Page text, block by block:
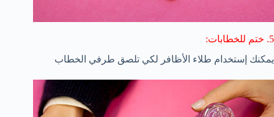
5. ختم للخطابات:
يمكنك إستخدام طلاء الأظافر لكي تلصق طرفي الخطاب